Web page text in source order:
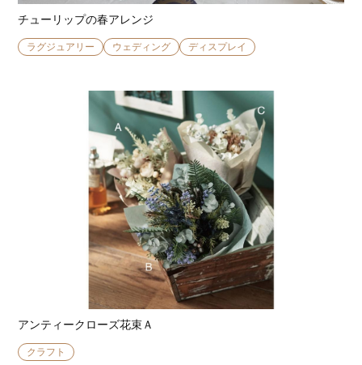
チューリップの春アレンジ
ラグジュアリー ウェディング ディスプレイ
アンティークローズ花束Ａ
クラフト